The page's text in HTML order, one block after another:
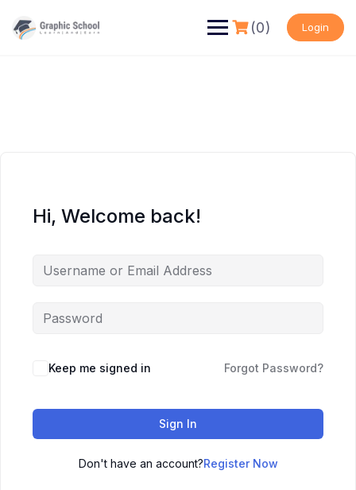
content
(0) Login
Hi, Welcome back!
Keep me signed in Forgot Password?
Sign In
Don't have an account?Register Now